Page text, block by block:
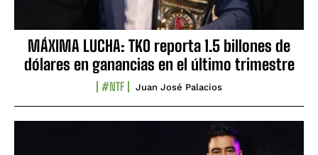
MÁXIMA LUCHA: TKO reporta 1.5 billones de
dólares en ganancias en el último trimestre
#NTF Juan José Palacios